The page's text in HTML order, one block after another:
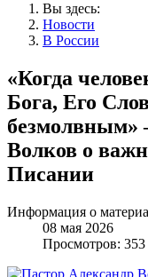
Вы здесь:
Новости
В России
«Когда
Бога, Его
безмолвным»
Волков о
Писании
Информация о
08 мая 2026
Просмотров: 353